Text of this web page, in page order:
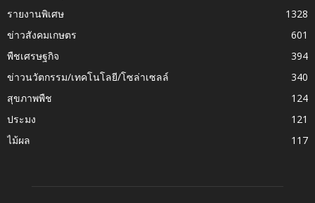
รายงานพิเศษ
1328
ข่าวสังคมเกษตร
601
พืชเศรษฐกิจ
394
ข่าวนวัตกรรม/เทคโนโลยี/โซล่าเซลล์
340
สุขภาพพืช
124
ประมง
121
ไม้ผล
117